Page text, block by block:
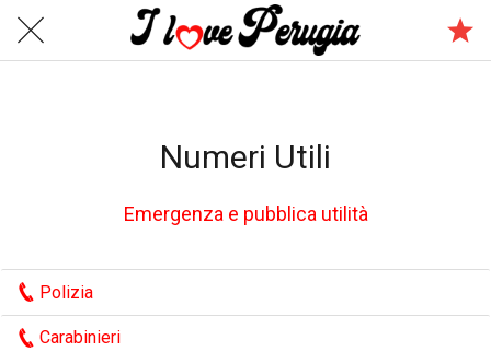
Numeri Utili
Emergenza e pubblica utilità
Polizia
Carabinieri